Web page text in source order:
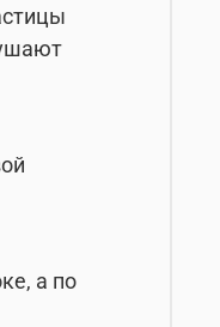
а по